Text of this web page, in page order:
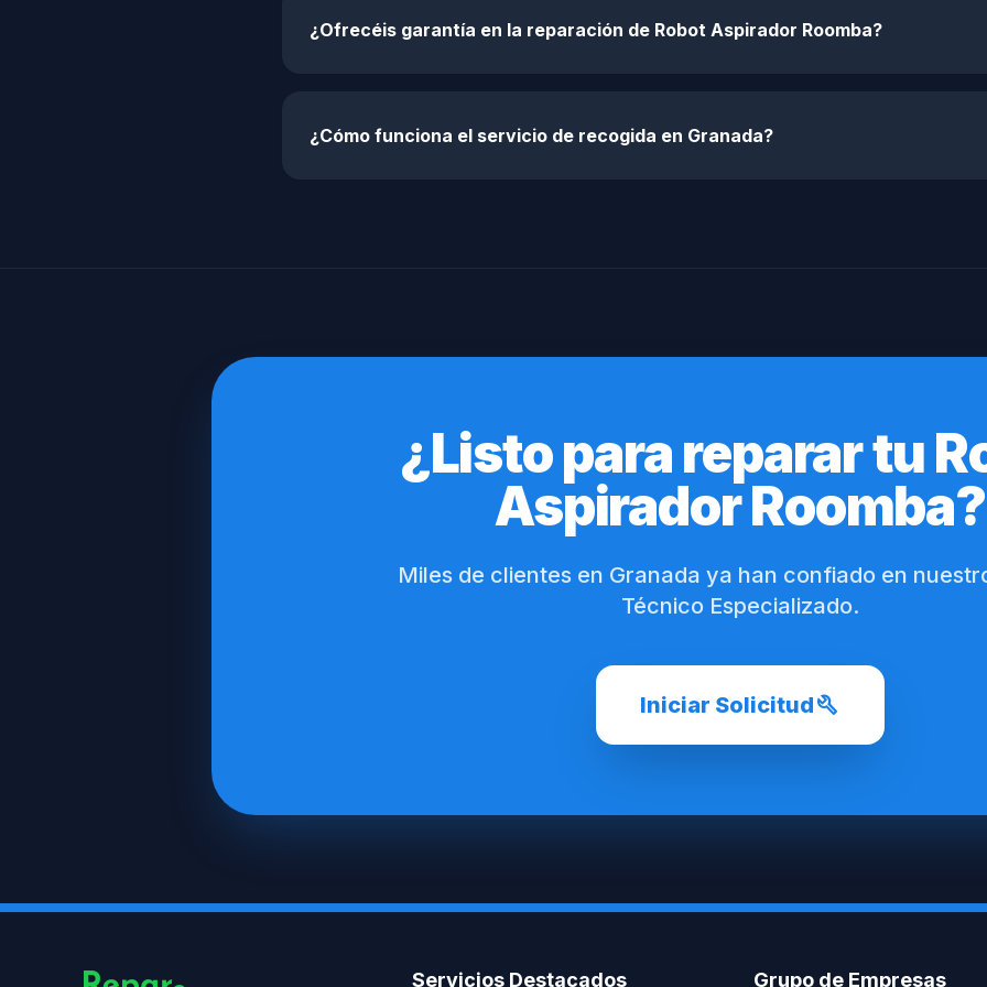
¿Ofrecéis garantía en la reparación de Robot Aspirador Roomba?
¿Cómo funciona el servicio de recogida en Granada?
¿Listo para reparar tu
Aspirador Roomba?
Miles de clientes en Granada ya han confiado en
Técnico Especializado.
Iniciar Solicitudbuild
Servicios Destacados Grupo de Empresas